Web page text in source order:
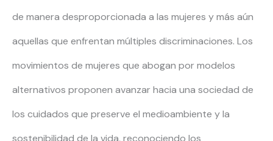
de manera desproporcionada a las mujeres y más aún
aquellas que enfrentan múltiples discriminaciones. Los
movimientos de mujeres que abogan por modelos
alternativos proponen avanzar hacia una sociedad de
los cuidados que preserve el medioambiente y la
sostenibilidad de la vida, reconociendo los